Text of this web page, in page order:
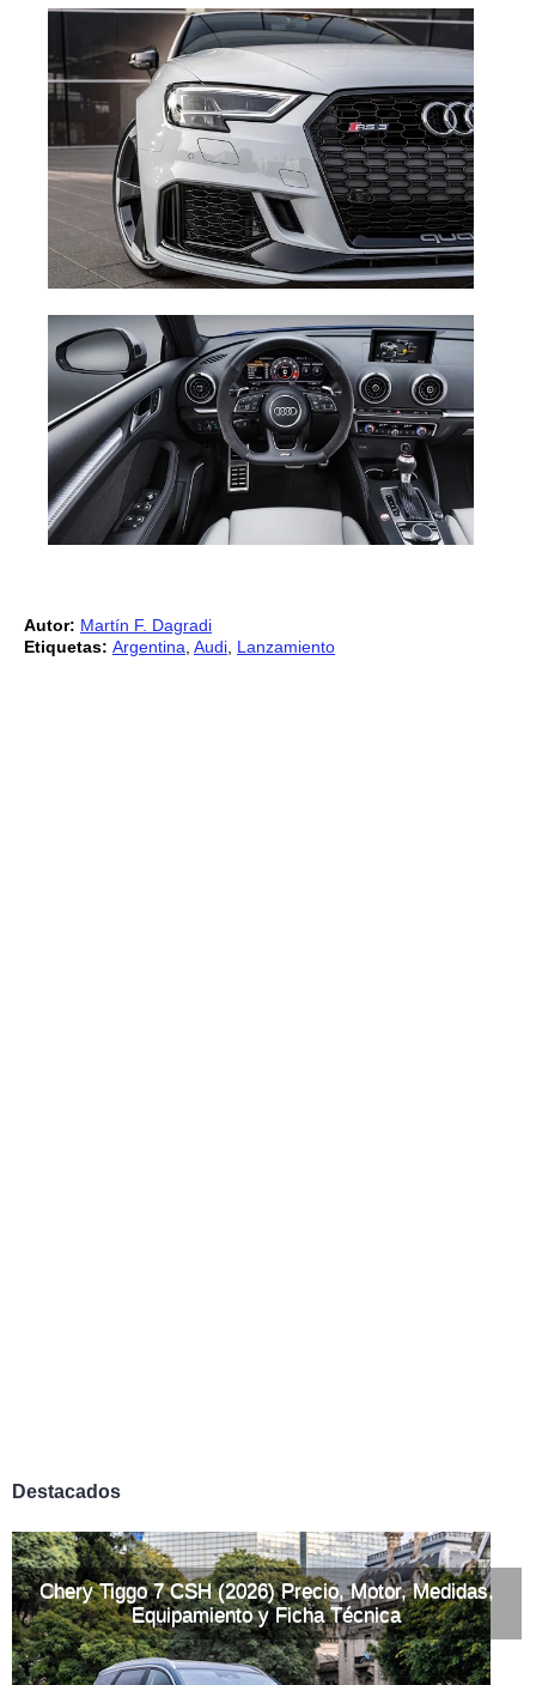
Autor: Martín F. Dagradi
Etiquetas: Argentina Audi Lanzamiento
Destacados
Chery Tiggo 7 CSH (2026) Precio, Motor, Medidas,
Equipamiento y Ficha Técnica